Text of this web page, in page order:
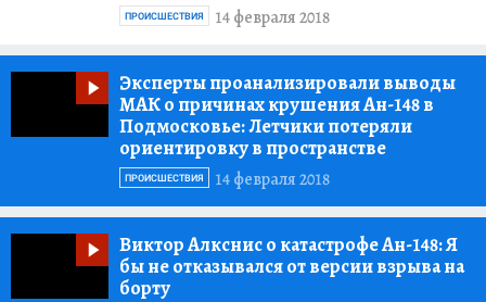
14 февраля 2018
ПРОИСШЕСТВИЯ
Эксперты проанализировали выводы
МАК о причинах крушения Ан-148 в
Подмосковье:Летчики потеряли
ориентировку в пространстве
14 февраля 2018
ПРОИСШЕСТВИЯ
Виктор Алкснис о катастрофе Ан-148:Я
бы не отказывался от версии взрыва на
борту